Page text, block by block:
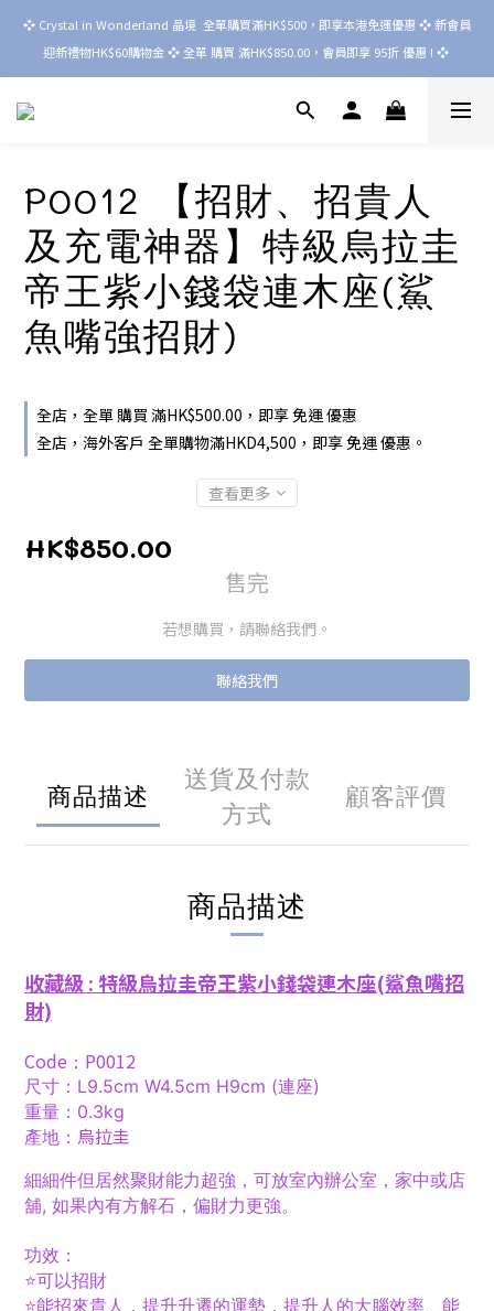
❖ Crystal in Wonderland 晶境  全單購買滿HK$500，即享本港免運優惠 ❖ 新會員
迎新禮物HK$60購物金 ❖ 全單 購買 滿HK$850.00，會員即享 95折 優惠 ! ❖
P0012 【招財、招貴人
及充電神器】特級烏拉圭
帝王紫小錢袋連木座(鯊
魚嘴強招財)
全店，全單 購買 滿HK$500.00，即享 免運 優惠
全店，海外客戶 全單購物滿HKD4,500，即享 免運 優惠。
查看更多
HK$850.00
售完
若想購買，請聯絡我們。
聯絡我們
商品描述
送貨及付款
方式
顧客評價
商品描述
收藏級 : 特級烏拉圭帝王紫小錢袋連木座(鯊魚嘴招
財)
Code ： P0012
尺寸：L9.5cm W4.5cm H9cm (連座)
重量 ：0.3kg
產地 ： 烏拉圭
細細件但居然聚財能力超強，可放室內辦公室，家中或店
舖, 如果內有方解石，偏財力更強。
功效：
⭐️可以招財
⭐️能招來貴人，提升升遷的運勢，提升人的大腦效率、能